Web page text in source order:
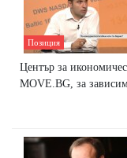
Позиция
Център за
MOVE.BG, за